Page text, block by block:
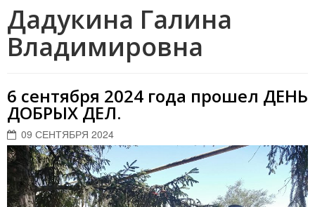
Дадукина Галина
Владимировна
6 сентября 2024 года прошел ДЕНЬ
ДОБРЫХ ДЕЛ.
09 СЕНТЯБРЯ 2024